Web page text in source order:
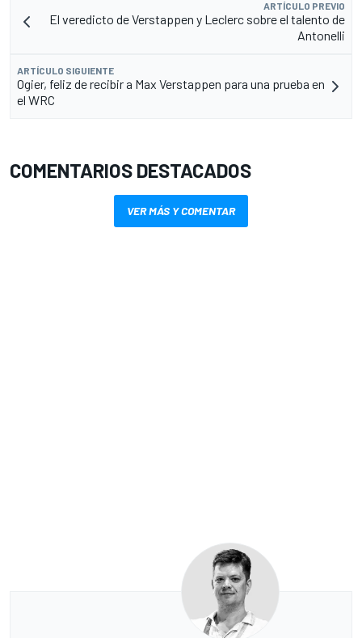
ARTÍCULO PREVIO
El veredicto de Verstappen y Leclerc sobre el talento de
Antonelli
ARTÍCULO SIGUIENTE
Ogier, feliz de recibir a Max Verstappen para una prueba en
el WRC
COMENTARIOS DESTACADOS
VER MÁS Y COMENTAR